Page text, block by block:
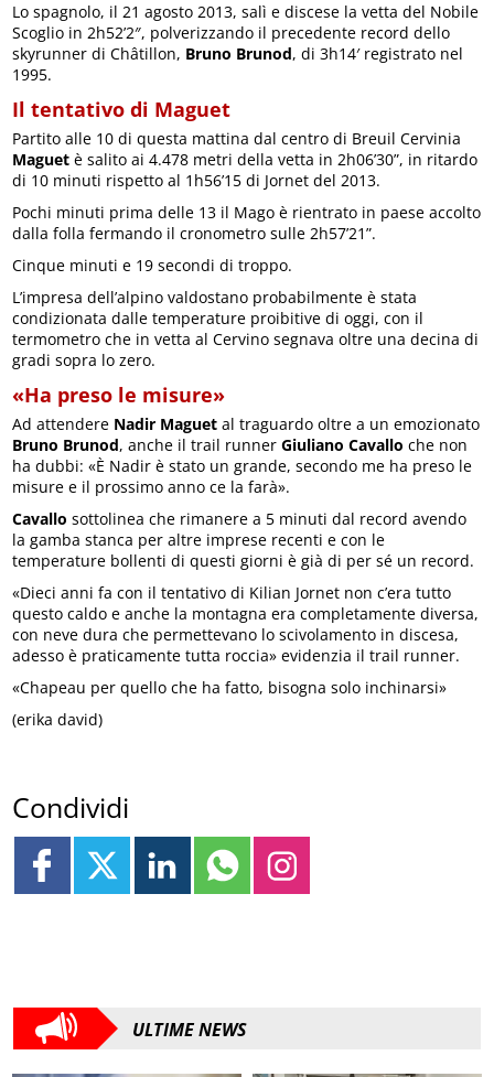
Lo spagnolo, il 21 agosto 2013, salì e discese la vetta del Nobile
Scoglio in 2h52’2″, polverizzando il precedente record dello
skyrunner di Châtillon, Bruno Brunod, di 3h14′ registrato nel
1995.
Il tentativo di Maguet
Partito alle 10 di questa mattina dal centro di Breuil Cervinia
Maguet è salito ai 4.478 metri della vetta in 2h06’30”, in ritardo
di 10 minuti rispetto al 1h56’15 di Jornet del 2013.
Pochi minuti prima delle 13 il Mago è rientrato in paese accolto
dalla folla fermando il cronometro sulle 2h57’21”.
Cinque minuti e 19 secondi di troppo.
L’impresa dell’alpino valdostano probabilmente è stata
condizionata dalle temperature proibitive di oggi, con il
termometro che in vetta al Cervino segnava oltre una decina di
gradi sopra lo zero.
«Ha preso le misure»
Ad attendere Nadir Maguet al traguardo oltre a un emozionato
Bruno Brunod, anche il trail runnerGiuliano Cavallo che non
ha dubbi: «È Nadir è stato un grande, secondo me ha preso le
misure e il prossimo anno ce la farà».
Cavallo sottolinea che rimanere a 5 minuti dal record avendo
la gamba stanca per altre imprese recenti e con le
temperature bollenti di questi giorni è già di per sé un record.
«Dieci anni fa con il tentativo di Kilian Jornet non c’era tutto
questo caldo e anche la montagna era completamente diversa,
con neve dura che permettevano lo scivolamento in discesa,
adesso è praticamente tutta roccia» evidenzia il trail runner.
«Chapeau per quello che ha fatto, bisogna solo inchinarsi»
(erika david)
Condividi
ULTIME NEWS